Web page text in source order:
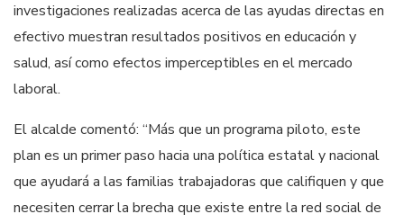
investigaciones realizadas acerca de las ayudas directas en
efectivo muestran resultados positivos en educación y
salud, así como efectos imperceptibles en el mercado
laboral.
El alcalde comentó: “Más que un programa piloto, este
plan es un primer paso hacia una política estatal y nacional
que ayudará a las familias trabajadoras que califiquen y que
necesiten cerrar la brecha que existe entre la red social de